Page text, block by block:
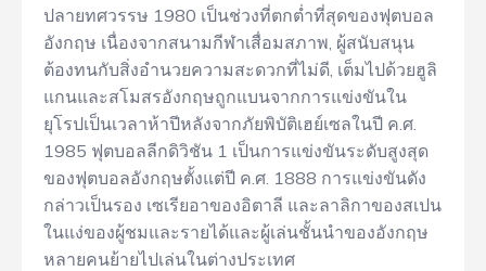
ปลายทศวรรษ 1980 เป็นช่วงที่ตกต่ำที่สุดของฟุตบอล
อังกฤษ เนื่องจากสนามกีฬาเสื่อมสภาพ, ผู้สนับสนุน
ต้องทนกับสิ่งอำนวยความสะดวกที่ไม่ดี, เต็มไปด้วยฮูลิ
แกนและสโมสรอังกฤษถูกแบนจากการแข่งขันใน
ยุโรปเป็นเวลาห้าปีหลังจากภัยพิบัติเฮย์เซลในปี ค.ศ.
1985 ฟุตบอลลีกดิวิชัน 1 เป็นการแข่งขันระดับสูงสุด
ของฟุตบอลอังกฤษตั้งแต่ปี ค.ศ. 1888 การแข่งขันดัง
กล่าวเป็นรอง เซเรียอาของอิตาลี และลาลิกาของสเปน
ในแง่ของผู้ชมและรายได้และผู้เล่นชั้นนำของอังกฤษ
หลายคนย้ายไปเล่นในต่างประเทศ